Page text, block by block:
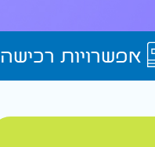
אפשרויות רכישה